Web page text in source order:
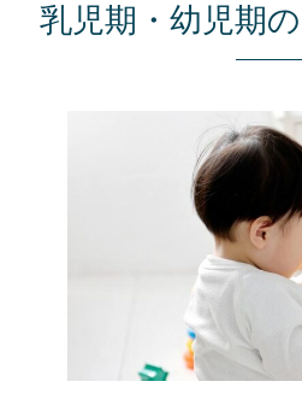
乳児期・幼児期